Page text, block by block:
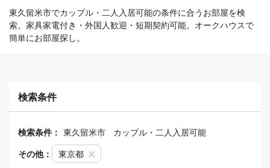
東久留米市でカップル・二人入居可能の条件に合うお部屋を検
索。家具家電付き・外国人歓迎・短期契約可能。オークハウスで
簡単にお部屋探し。
検索条件
検索条件： 東久留米市 カップル・二人入居可能
その他： 東京都